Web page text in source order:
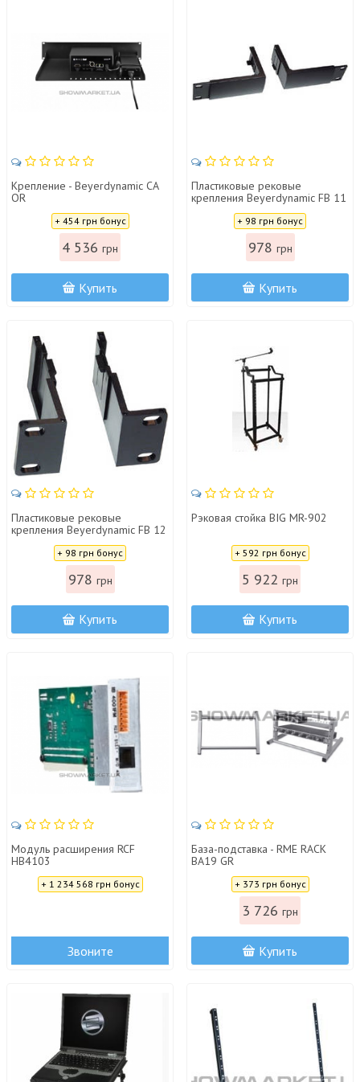
Крепление - Beyerdynamic CA
OR
+ 454 грн бонус
4 536 грн
Купить
Пластиковые рековые
крепления Beyerdynamic FB 11
+ 98 грн бонус
978 грн
Купить
Пластиковые рековые
крепления Beyerdynamic FB 12
+ 98 грн бонус
978 грн
Купить
Рэковая стойка BIG MR-902
+ 592 грн бонус
5 922 грн
Купить
Модуль расширения RCF
HB4103
+ 1 234 568 грн бонус
Звоните
База-подставка - RME RACK
BA19 GR
+ 373 грн бонус
3 726 грн
Купить